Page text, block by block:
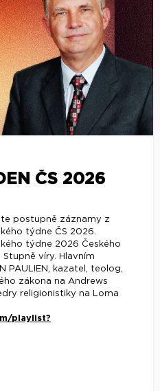
ČS 2026
postupně záznamy z
týdne ČS 2026.
týdne 2026 Českého
víry. Hlavním
PAULIEN, kazatel, teolog,
zákona na Andrews
religionistiky na Loma
playlist?